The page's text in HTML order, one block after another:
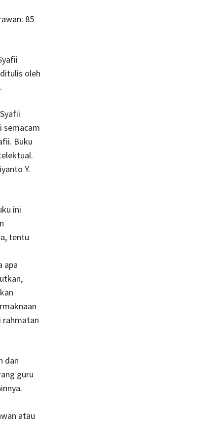
85
oleh
semacam
Buku
Y.
ini
tentu
apa
rahmatan
dan
guru
atau